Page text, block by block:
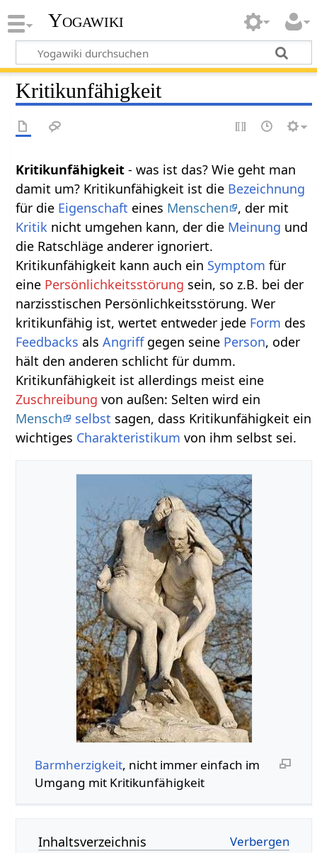
Yogawiki
Kritikunfähigkeit
Kritikunfähigkeit - was ist das? Wie geht man
damit um? Kritikunfähigkeit ist die Bezeichnung
für die Eigenschaft eines Menschen
, der mit
Kritik nicht umgehen kann, der die Meinung und
die Ratschläge anderer ignoriert.
Kritikunfähigkeit kann auch ein Symptom für
eine Persönlichkeitsstörung sein, so z.B. bei der
narzisstischen Persönlichkeitsstörung. Wer
kritikunfähig ist, wertet entweder jede Form des
Feedbacks alsAngriffgegen seine Person, oder
hält den anderen schlicht für dumm.
Kritikunfähigkeit ist allerdings meist eine
Zuschreibung von außen: Selten wird ein
Mensch
selbst sagen, dass Kritikunfähigkeit ein
wichtiges Charakteristikum von ihm selbst sei.
Barmherzigkeit, nicht immer einfach im
Umgang mit Kritikunfähigkeit
Inhaltsverzeichnis